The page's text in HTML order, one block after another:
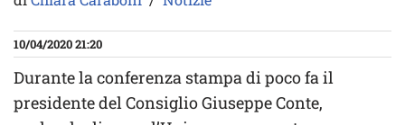
10/04/2020 21:20
Durante la conferenza stampa di poco fa il
presidente del Consiglio Giuseppe Conte,